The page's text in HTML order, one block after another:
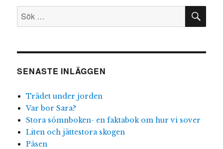
Sök
SENASTE INLÄGGEN
Trädet under jorden
Var bor Sara?
Stora sömnboken- en faktabok om hur vi sover
Liten och jättestora skogen
Påsen